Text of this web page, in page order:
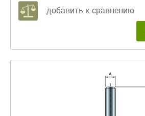
добавить к сравнению